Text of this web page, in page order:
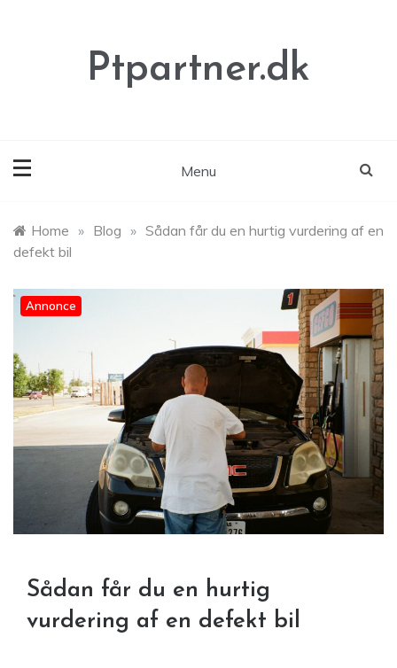
Ptpartner.dk
Menu
Home » Blog » Sådan får du en hurtig vurdering af en
defekt bil
Annonce
Sådan får du en hurtig
vurdering af en defekt bil